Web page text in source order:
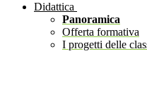
Didattica
Panoramica
Offerta formativa
I progetti delle